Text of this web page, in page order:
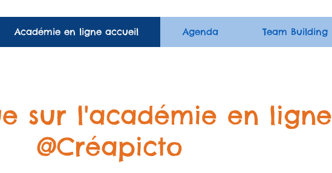
Académie en ligne accueil Agenda Team Building
sur l'académie en ligne
@Créapicto